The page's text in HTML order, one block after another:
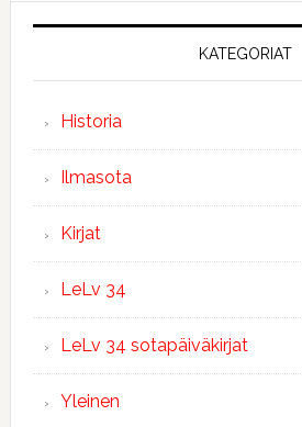
KATEGORIAT
Historia
Ilmasota
Kirjat
LeLv 34
LeLv 34 sotapäiväkirjat
Yleinen